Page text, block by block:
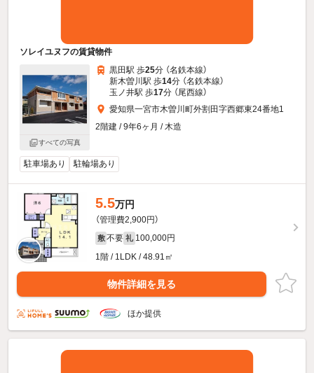
ソレイユヌフの賃貸物件
すべての写真
黒田駅 歩25分 （名鉄本線）
新木曽川駅 歩14分 （名鉄本線）
玉ノ井駅 歩17分 （尾西線）
愛知県一宮市木曽川町外割田字西郷東24番地1
2階建 / 9年6ヶ月 / 木造
駐車場あり 駐輪場あり
5.5万円
（管理費2,900円）
敷 不要 礼 100,000円
1階 / 1LDK / 48.91㎡
物件詳細を見る
ほか提供